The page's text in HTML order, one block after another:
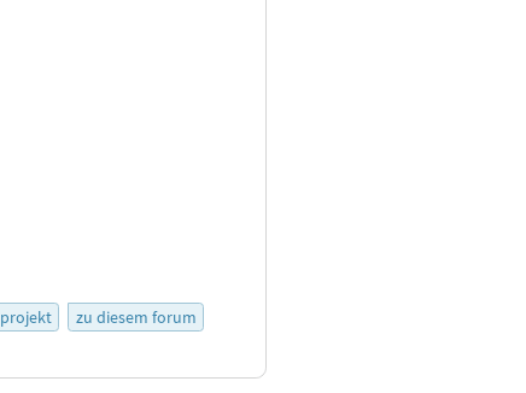
projekt zu diesem forum